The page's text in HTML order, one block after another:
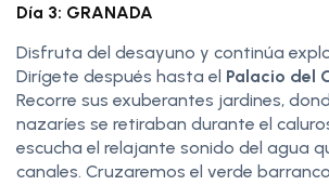
Día 3: GRANADA
Disfruta del desayuno y continúa
Dirígete después hasta el Palacio del
Recorre sus exuberantes jardines,
nazaríes se retiraban durante el
escucha el relajante sonido del agua
canales. Cruzaremos el verde